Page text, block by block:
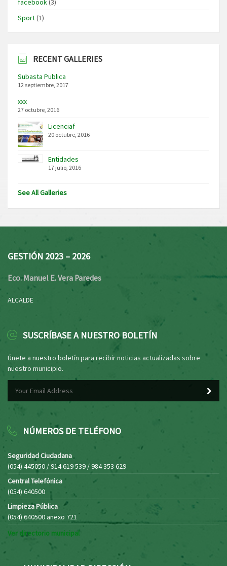
facebook(3)
Sport(1)
RECENT GALLERIES
Subasta Publica
12 septiembre, 2017
xxx
27 octubre, 2016
Licenciaf
20 octubre, 2016
Entidades
17 julio, 2016
See All Galleries
GESTIÓN 2023 – 2026
Eco. Manuel E. Vera Paredes
ALCALDE
SUSCRÍBASE A NUESTRO BOLETÍN
Únete a nuestro boletín para recibir noticias actualizadas sobre
nuestro municipio.
NÚMEROS DE TELÉFONO
Seguridad Ciudadana
(054) 445050 / 914 619 539 / 984 353 629
Central Telefónica
(054) 640500
Limpieza Pública
(054) 640500 anexo 721
Ver directorio municipal